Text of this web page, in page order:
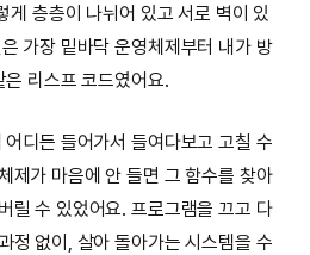
게 층층이 나뉘어 있고 서로 벽이 있
가장 밑바닥 운영체제부터 내가 방
리스프 코드였어요.
디든 들어가서 들여다보고 고칠 수
제가 마음에 안 들면 그 함수를 찾아
릴 수 있었어요. 프로그램을 끄고 다
정 없이, 살아 돌아가는 시스템을 수